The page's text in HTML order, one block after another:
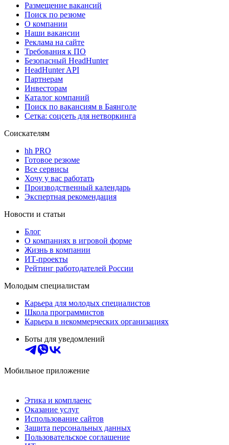
Размещение вакансий
Поиск по резюме
О компании
Наши вакансии
Реклама на сайте
Требования к ПО
Безопасный HeadHunter
HeadHunter API
Партнерам
Инвесторам
Каталог компаний
Поиск по вакансиям в Баянголе
Сетка: соцсеть для нетворкинга
Соискателям
hh PRO
Готовое резюме
Все сервисы
Хочу у вас работать
Производственный календарь
Экспертная рекомендация
Новости и статьи
Блог
О компаниях в игровой форме
Жизнь в компании
ИТ-проекты
Рейтинг работодателей России
Молодым специалистам
Карьера для молодых специалистов
Школа программистов
Карьера в некоммерческих организациях
Боты для уведомлений
Мобильное приложение
Этика и комплаенс
Оказание услуг
Использование сайтов
Защита персональных данных
Пользовательское соглашение